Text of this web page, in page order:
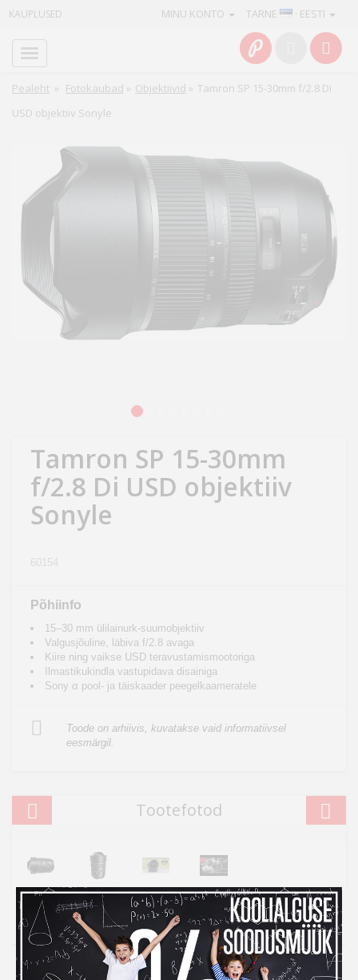
KAUPLUSED TARNE · EESTI
MINU KONTO
Pealeht » Fotokaubad » Objektiivid » Tamron SP 15-30mm f/2.8 Di
USD objektiiv Sonyle
Tamron SP 15-30mm
f/2.8 Di USD objektiiv
Sonyle
60154
Põhiinfo
15–30 mm ülilainurk-suumobjektiiv
Valgusjõuline, läbiva f/2.8 avaga
Kiire ning vaikse USD teravustamismootoriga
Ilmastikukindla vastupidava disainiga
Sony α pool- ja täiskaader peegelkaameratele
Toode on arhiivis, kuvatakse vaid informatiivsel
eesmärgil.
Tootefotod
Kampaania
Info
Teenused
Kaamerad
Fotokaubad
IT
Elektroonika
Ilu
tervis
Auto